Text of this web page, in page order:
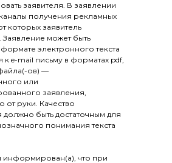
заявителя. В заявлении
получения рекламных
которых заявитель
Заявление может быть
электронного текста
к e-mail письму в форматах pdf,
ов) —
или
заявления,
от руки. Качество
быть достаточным для
понимания текста
информирован(а), что при